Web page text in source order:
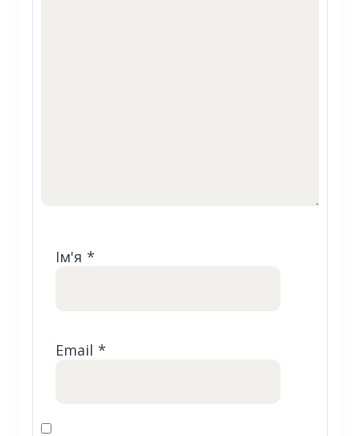
Ім'я *
Email *